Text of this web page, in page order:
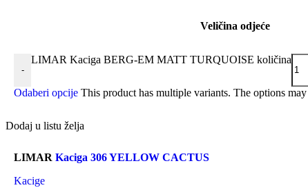
Veličina odjeće
-
LIMAR Kaciga BERG-EM MATT TURQUOISE količina
Odaberi opcije This product has multiple variants. The options
Dodaj u listu želja
LIMAR Kaciga 306 YELLOW CACTUS
Kacige